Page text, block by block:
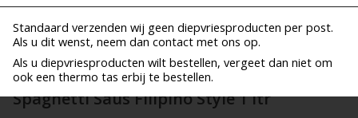
Standaard verzenden wij geen diepvriesproducten per post.
Als u dit wenst, neem dan contact met ons op.
Als u diepvriesproducten wilt bestellen, vergeet dan niet om
ook een thermo tas erbij te bestellen.
Spaghetti Saus Filipino Style 1 ltr